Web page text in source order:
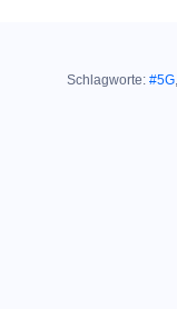
Schlagworte: #5G